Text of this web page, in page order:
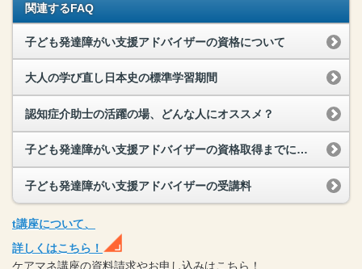
関連するFAQ
子ども発達障がい支援アドバイザーの資格について
大人の学び直し日本史の標準学習期間
認知症介助士の活躍の場、どんな人にオススメ？
子ども発達障がい支援アドバイザーの資格取得までにかかる期間
子ども発達障がい支援アドバイザーの受講料
t講座について、
詳しくはこちら！
ケアマネ講座の資料請求やお申し込みはこちら！